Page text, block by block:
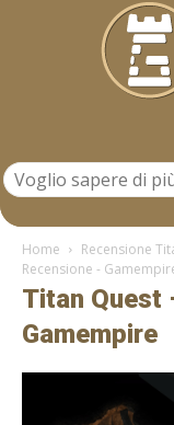
Home Recensione
Recensione -
Titan Quest
Gamempire